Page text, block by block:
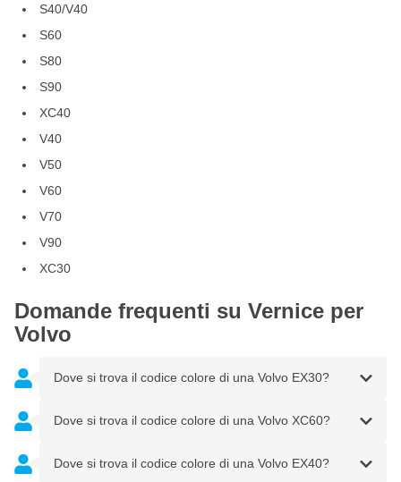
S40/V40
S60
S80
S90
XC40
V40
V50
V60
V70
V90
XC30
Domande frequenti su Vernice per
Volvo
Dove si trova il codice colore di una Volvo EX30?
Dove si trova il codice colore di una Volvo XC60?
Dove si trova il codice colore di una Volvo EX40?